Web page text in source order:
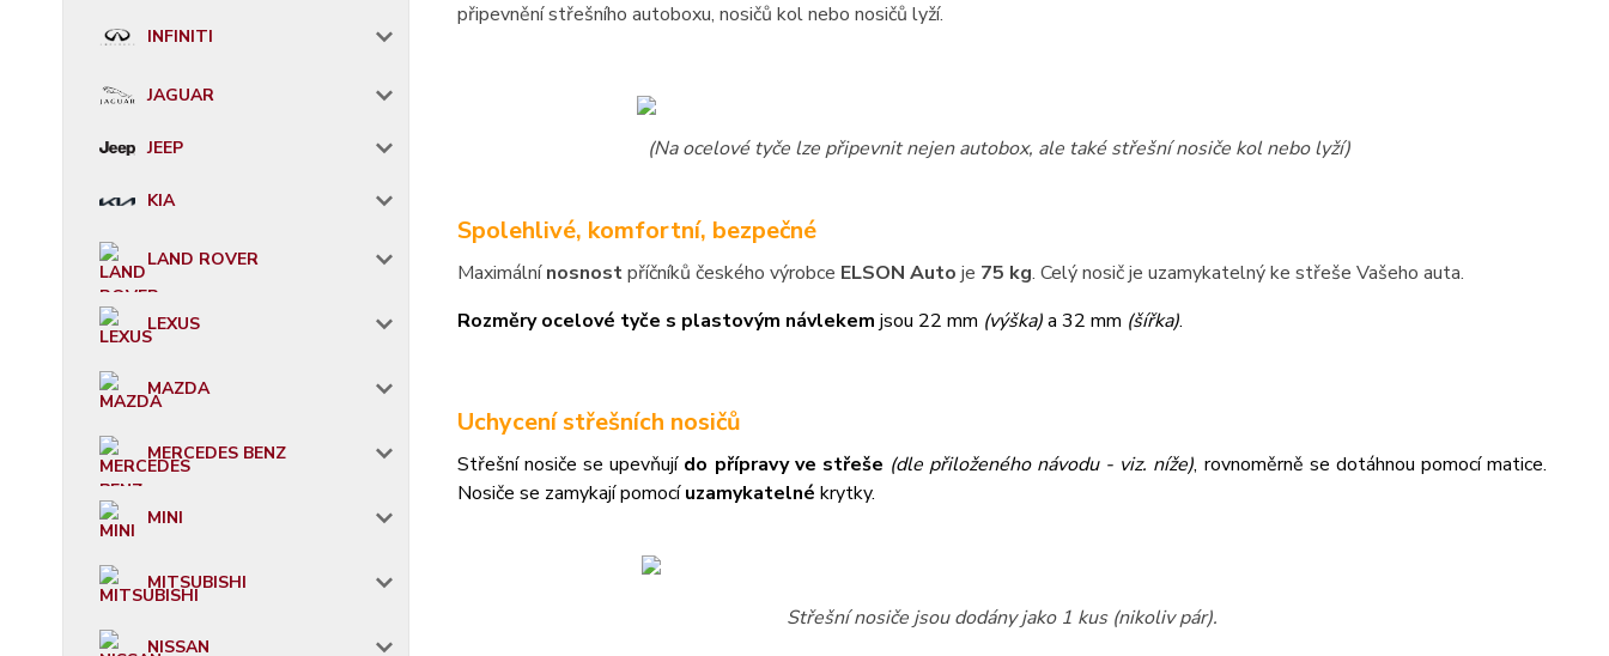
INFINITI
JAGUAR
JEEP
KIA
LAND ROVER
LEXUS
MAZDA
MERCEDES BENZ
MINI
MITSUBISHI
NISSAN
připevnění střešního autoboxu, nosičů kol nebo nosičů lyží.
(Na ocelové tyče lze připevnit nejen autobox, ale také střešní nosiče kol nebo lyží)
Spolehlivé, komfortní, bezpečné
Maximálnínosnostpříčníků českého výrobce ELSON Auto je 75 kg. Celý nosič je uzamykatelný ke střeše Vašeho auta.
Rozměry ocelové tyče s plastovým návlekem jsou 22 mm (výška)a 32 mm (šířka).
Uchycení střešních nosičů
Střešní nosiče se upevňují do přípravy ve střeše (dle přiloženého návodu - viz. níže), rovnoměrně se dotáhnou pomocí matice.
Nosiče se zamykají pomocíuzamykatelné krytky.
Střešní nosiče jsou dodány jako 1 kus (nikoliv pár).